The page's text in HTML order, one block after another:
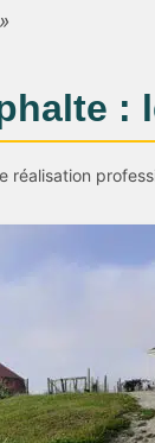
: